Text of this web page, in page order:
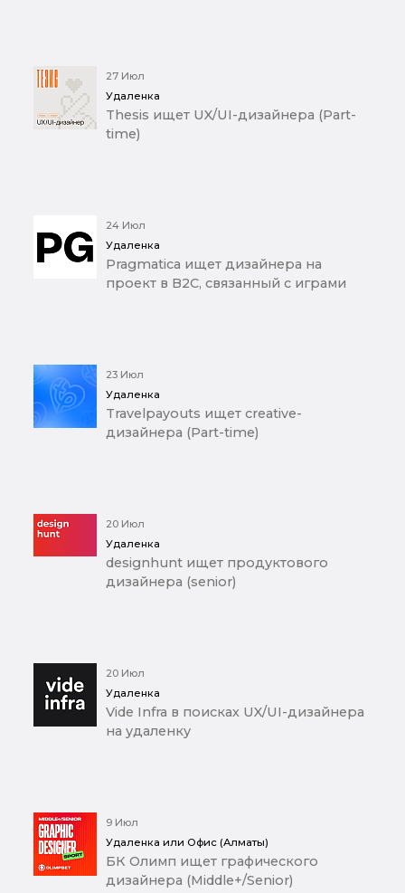
27 Июл
Удаленка
Thesis ищет UX/UI-дизайнера (Part-
time)
24 Июл
Удаленка
Pragmatica ищет дизайнера на
проект в B2C, связанный с играми
23 Июл
Удаленка
Travelpayouts ищет creative-
дизайнера (Part-time)
20 Июл
Удаленка
designhunt ищет продуктового
дизайнера (senior)
20 Июл
Удаленка
Vide Infra в поисках UX/UI-дизайнера
на удаленку
9 Июл
Удаленка или Офис (Алматы)
БК Олимп ищет графического
дизайнера (Middle+/Senior)